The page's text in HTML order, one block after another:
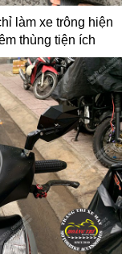
làm xe trông hiện
thùng tiện ích